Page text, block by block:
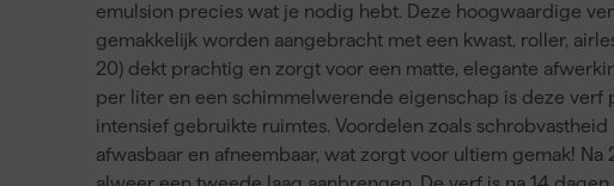
emulsion precies wat je nodig hebt. Deze hoogwaardige
gemakkelijk worden aangebracht met een kwast, roller,
20) dekt prachtig en zorgt voor een matte, elegante
per liter en een schimmelwerende eigenschap is deze verf
intensief gebruikte ruimtes. Voordelen zoals
afwasbaar en afneembaar, wat zorgt voor ultiem gemak!